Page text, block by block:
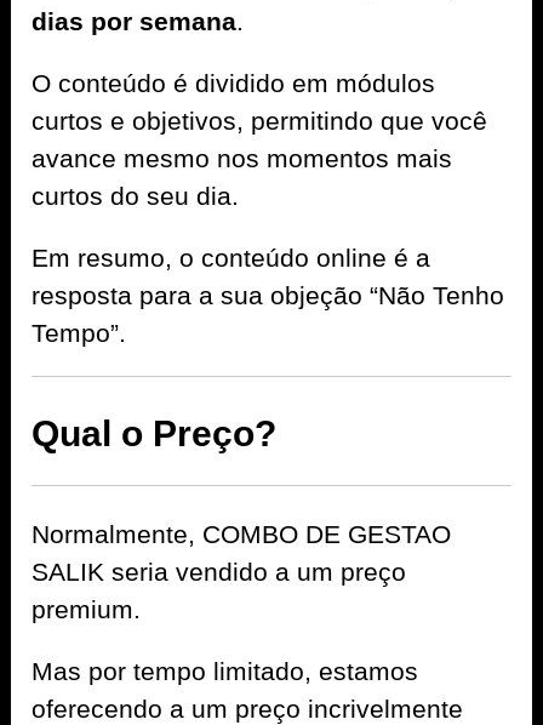
dias por semana.
O conteúdo é dividido em módulos
curtos e objetivos, permitindo que você
avance mesmo nos momentos mais
curtos do seu dia.
Em resumo, o conteúdo online é a
resposta para a sua objeção “Não Tenho
Tempo”.
Qual o Preço?
Normalmente, COMBO DE GESTAO
SALIK seria vendido a um preço
premium.
Mas por tempo limitado, estamos
oferecendo a um preço incrivelmente